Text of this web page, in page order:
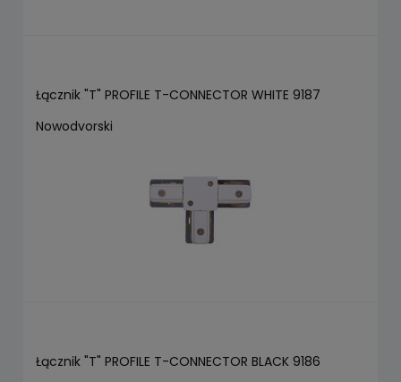
Łącznik "T" PROFILE T-CONNECTOR WHITE 9187
Nowodvorski
Łącznik "T" PROFILE T-CONNECTOR BLACK 9186